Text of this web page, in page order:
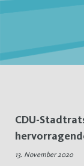
Arbeit
CDU-
13. November 2020